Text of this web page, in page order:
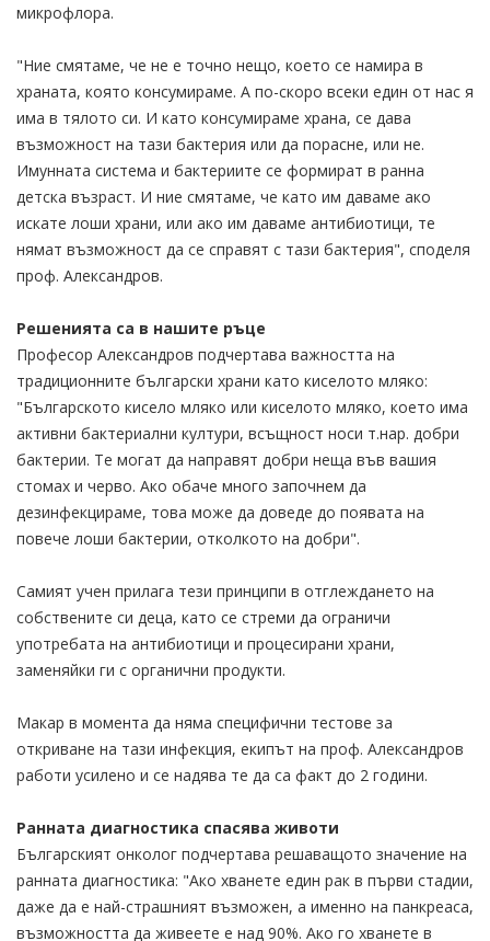
микрофлора.
"Ние смятаме, че не е точно нещо, което се намира в
храната, която консумираме. А по-скоро всеки един от нас я
има в тялото си. И като консумираме храна, се дава
възможност на тази бактерия или да порасне, или не.
Имунната система и бактериите се формират в ранна
детска възраст. И ние смятаме, че като им даваме ако
искате лоши храни, или ако им даваме антибиотици, те
нямат възможност да се справят с тази бактерия", споделя
проф. Александров.
Решенията са в нашите ръце
Професор Александров подчертава важността на
традиционните български храни като киселото мляко:
"Българското кисело мляко или киселото мляко, което има
активни бактериални култури, всъщност носи т.нар. добри
бактерии. Те могат да направят добри неща във вашия
стомах и черво. Ако обаче много започнем да
дезинфекцираме, това може да доведе до появата на
повече лоши бактерии, отколкото на добри".
Самият учен прилага тези принципи в отглеждането на
собствените си деца, като се стреми да ограничи
употребата на антибиотици и процесирани храни,
заменяйки ги с органични продукти.
Макар в момента да няма специфични тестове за
откриване на тази инфекция, екипът на проф. Александров
работи усилено и се надява те да са факт до 2 години.
Ранната диагностика спасява животи
Българският онколог подчертава решаващото значение на
ранната диагностика: "Ако хванете един рак в първи стадии,
даже да е най-страшният възможен, а именно на панкреаса,
възможността да живеете е над 90%. Ако го хванете в